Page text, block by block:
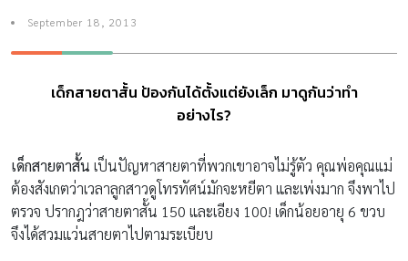
September 18, 2013
เด็กสายตาสั้น ป้องกันได้ตั้งแต่ยังเล็ก มาดูกันว่าทำ
อย่างไร?
เด็กสายตาสั้น เป็นปัญหาสายตาที่พวกเขาอาจไม่รู้ตัว คุณพ่อคุณแม่
ต้องสังเกตว่าเวลาลูกสาวดูโทรทัศน์มักจะหยีตา และเพ่งมาก จึงพาไป
ตรวจ ปรากฎว่าสายตาสั้น 150 และเอียง 100! เด็กน้อยอายุ 6 ขวบ
จึงได้สวมแว่นสายตาไปตามระเบียบ